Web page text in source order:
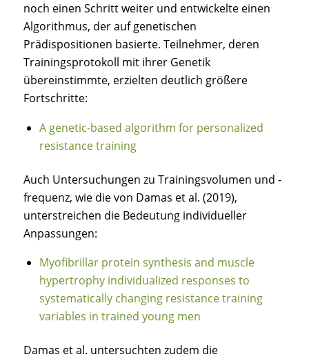
noch einen Schritt weiter und entwickelte einen
Algorithmus, der auf genetischen
Prädispositionen basierte. Teilnehmer, deren
Trainingsprotokoll mit ihrer Genetik
übereinstimmte, erzielten deutlich größere
Fortschritte:
A genetic-based algorithm for personalized
resistance training
Auch Untersuchungen zu Trainingsvolumen und -
frequenz, wie die von Damas et al. (2019),
unterstreichen die Bedeutung individueller
Anpassungen:
Myofibrillar protein synthesis and muscle
hypertrophy individualized responses to
systematically changing resistance training
variables in trained young men
Damas et al. untersuchten zudem die